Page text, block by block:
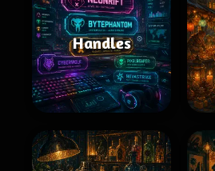
Handles